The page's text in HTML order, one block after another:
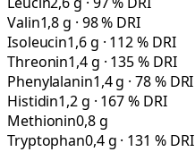
Valin1,8 g · 98 % DRI
Isoleucin1,6 g · 112 % DRI
Threonin1,4 g · 135 % DRI
Phenylalanin1,4 g · 78 % DRI
Histidin1,2 g · 167 % DRI
Methionin0,8 g
Tryptophan0,4 g · 131 % DRI